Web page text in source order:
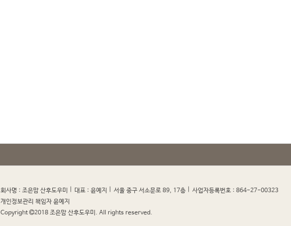
회사명 : 조은맘 산후도우미 대표 : 윤예지 서울 중구 서소문로 89, 17층 사업자등록번호 : 864-27-00323
개인정보관리 책임자 윤예지
Copyright
2018 조은맘 산후도우미. All rights reserved.